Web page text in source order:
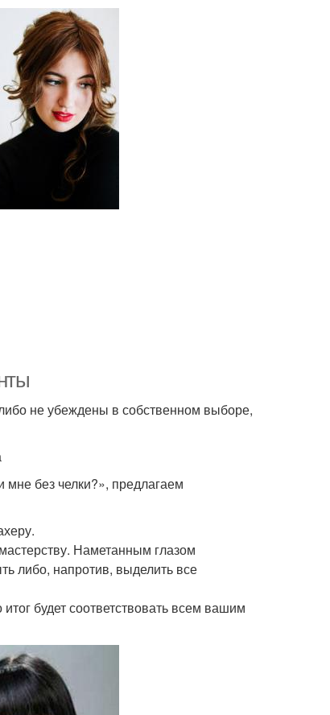
не убеждены в собственном выборе,
без челки?», предлагаем
Наметанным глазом
либо, напротив, выделить все
будет соответствовать всем вашим